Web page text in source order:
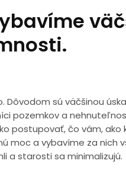
sú väčšinou
pozemkov a
postupovať, čo vám,
moc a vybavíme za nich
a starosti sa minimalizujú.